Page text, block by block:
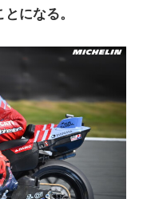
ス
になる。